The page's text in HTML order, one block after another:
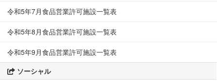
令和5年7月食品営業許可施設一覧表
令和5年8月食品営業許可施設一覧表
令和5年9月食品営業許可施設一覧表
ソーシャル